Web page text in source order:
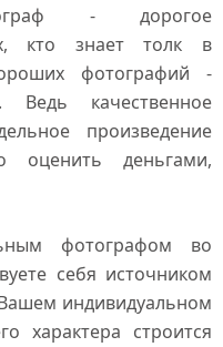
- дорогое
кто знает толк в
фотографий -
Ведь качественное
произведение
оценить деньгами,
фотографом во
себя источником
индивидуальном
характера строится